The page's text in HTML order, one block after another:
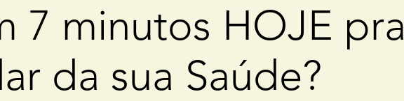
7 minutos HOJE pra
da sua Saúde?